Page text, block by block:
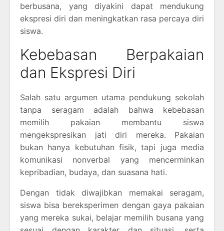
berbusana, yang diyakini dapat mendukung
ekspresi diri dan meningkatkan rasa percaya diri
siswa.
Kebebasan Berpakaian
dan Ekspresi Diri
Salah satu argumen utama pendukung sekolah
tanpa seragam adalah bahwa kebebasan
memilih pakaian membantu siswa
mengekspresikan jati diri mereka. Pakaian
bukan hanya kebutuhan fisik, tapi juga media
komunikasi nonverbal yang mencerminkan
kepribadian, budaya, dan suasana hati.
Dengan tidak diwajibkan memakai seragam,
siswa bisa bereksperimen dengan gaya pakaian
yang mereka sukai, belajar memilih busana yang